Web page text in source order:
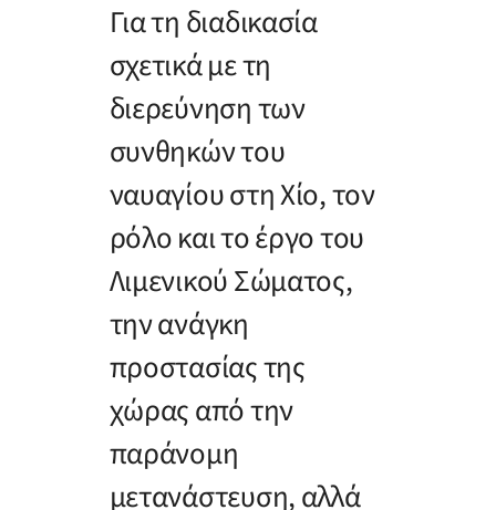
Για τη διαδικασία
σχετικά με τη
διερεύνηση των
συνθηκών του
ναυαγίου στη Χίο, τον
ρόλο και το έργο του
Λιμενικού Σώματος,
την ανάγκη
προστασίας της
χώρας από την
παράνομη
μετανάστευση, αλλά